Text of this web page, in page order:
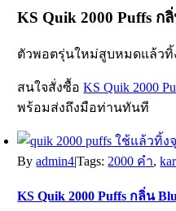
KS Quik 2000 Puffs ก
ตัวพอตรุ่นใหม่สูบหมดแล้วทิ้ง
สนใจสั่งซื้อKS Quik 2000
พร้อมส่งถึงมือท่านทันที
Byadmin4|Tags:2000 คำ,
KS Quik 2000 Puffs กลิ่น